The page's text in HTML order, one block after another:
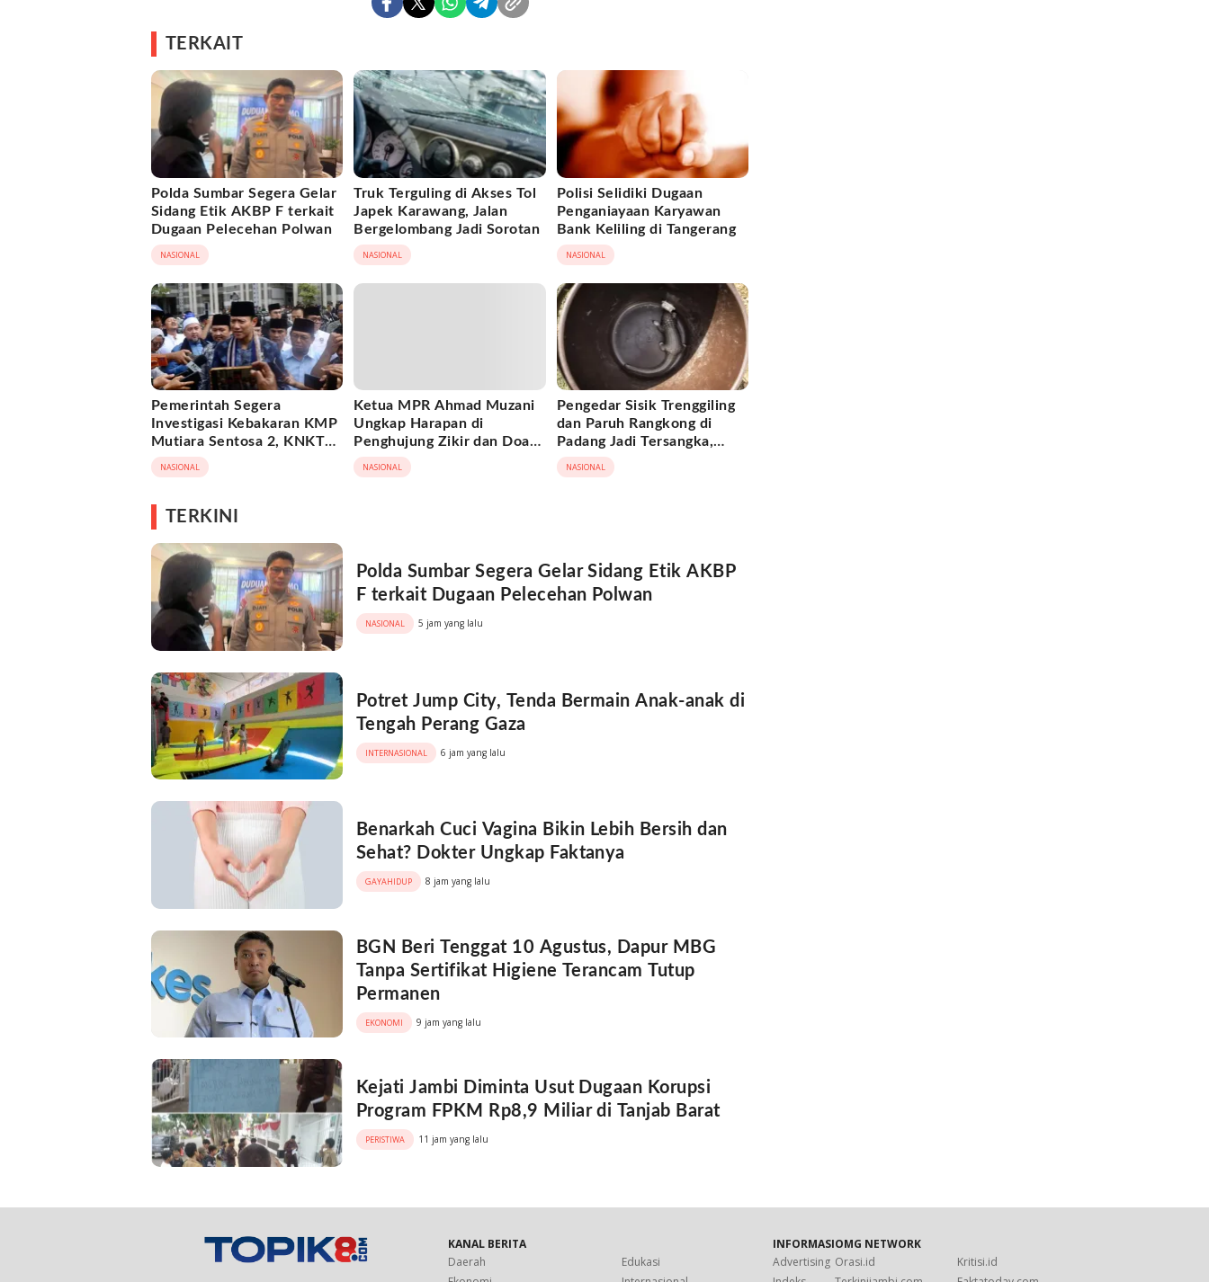
TERKAIT
Polda Sumbar Segera Gelar
Sidang Etik AKBP F terkait
Dugaan Pelecehan Polwan
NASIONAL
Truk Terguling di Akses Tol
Japek Karawang, Jalan
Bergelombang Jadi Sorotan
NASIONAL
Polisi Selidiki Dugaan
Penganiayaan Karyawan
Bank Keliling di Tangerang
NASIONAL
Pemerintah Segera
Investigasi Kebakaran KMP
Mutiara Sentosa 2, KNKT
Turun Tangan
NASIONAL
Ketua MPR Ahmad Muzani
Ungkap Harapan di
Penghujung Zikir dan Doa
Kebangsaan
NASIONAL
Pengedar Sisik Trenggiling
dan Paruh Rangkong di
Padang Jadi Tersangka,
Terancam 15 Tahun Penjara
NASIONAL
TERKINI
Polda Sumbar Segera Gelar Sidang Etik AKBP
F terkait Dugaan Pelecehan Polwan
NASIONAL 5 jam yang lalu
Potret Jump City, Tenda Bermain Anak-anak di
Tengah Perang Gaza
INTERNASIONAL 6 jam yang lalu
Benarkah Cuci Vagina Bikin Lebih Bersih dan
Sehat? Dokter Ungkap Faktanya
GAYAHIDUP 8 jam yang lalu
BGN Beri Tenggat 10 Agustus, Dapur MBG
Tanpa Sertifikat Higiene Terancam Tutup
Permanen
EKONOMI 9 jam yang lalu
Kejati Jambi Diminta Usut Dugaan Korupsi
Program FPKM Rp8,9 Miliar di Tanjab Barat
PERISTIWA 11 jam yang lalu
KANAL BERITA
Daerah
Edukasi
INFORMASI
Advertising
OMG NETWORK
Orasi.id
Kritisi.id